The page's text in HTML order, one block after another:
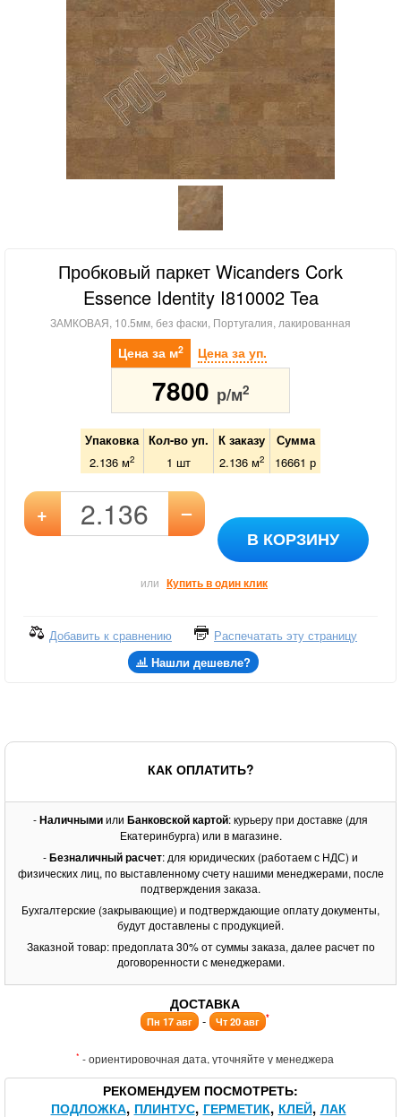
Пробковый паркет Wicanders Cork
Essence Identity I810002 Tea
ЗАМКОВАЯ, 10.5мм, без фаски, Португалия, лакированная
Цена за м2 Цена за уп.
7800 р/м2
Упаковка Кол-во уп. К заказу
Сумма
2.136 м2 1 шт 2.136 м2 16661 р
+ –
В КОРЗИНУ
или Купить в один клик
Добавить к сравнению
Распечатать эту страницу
Нашли дешевле?
КАК ОПЛАТИТЬ?
-Наличнымиили Банковской картой: курьеру при доставке (для
Екатеринбурга) или в магазине.
-Безналичный расчет: для юридических (работаем с НДС) и
физических лиц, по выставленному счету нашими менеджерами, после
подтверждения заказа.
Бухгалтерские (закрывающие) и подтверждающие оплату документы,
будут доставлены с продукцией.
Заказной товар: предоплата 30% от суммы заказа, далее расчет по
договоренности с менеджерами.
ДОСТАВКА
Пн 17 авг - Чт 20 авг *
* - ориентировочная дата, уточняйте у менеджера
РЕКОМЕНДУЕМ ПОСМОТРЕТЬ
ПОДЛОЖКА ПЛИНТУС ГЕРМЕТИК КЛЕЙ ЛАК